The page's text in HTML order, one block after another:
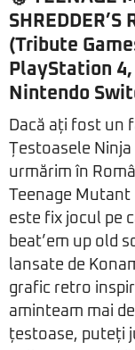
SHREDDER’S
(Tribute
PlayStation
Nintendo
Dacă ați fost un
Țestoasele
urmărim în
Teenage
este fix jocul pe
beat’em up old
lansate de
grafic retro
aminteam mai
țestoase, puteți